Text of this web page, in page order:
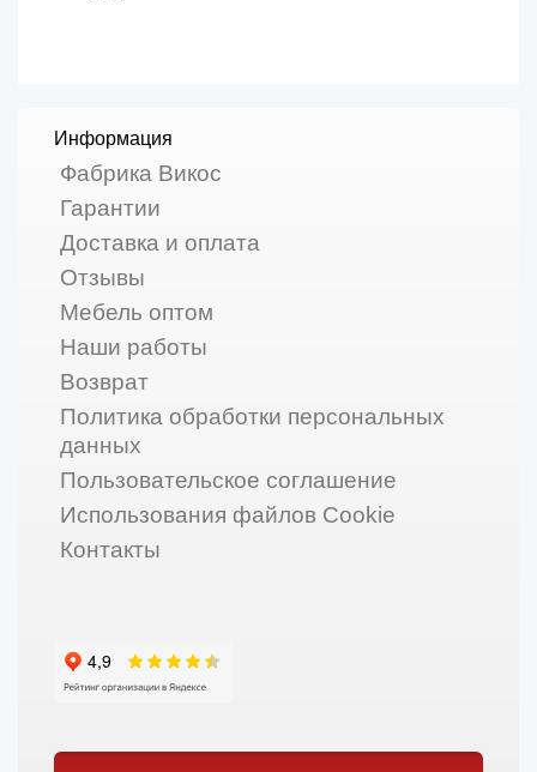
Информация
Фабрика Викос
Гарантии
Доставка и оплата
Отзывы
Мебель оптом
Наши работы
Возврат
Политика обработки персональных
данных
Пользовательское соглашение
Использования файлов Cookie
Контакты